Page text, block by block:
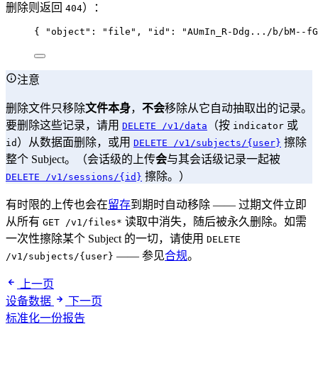
删除则返回 404）：
{ "object" : " file " , "id" : "AUmIn_R-Ddg.../b/bM--
注意
删除文件只移除文件本身， 不会移除从它自动抽取出的记录。
要删除这些记录，请用 DELETE /v1/data （按 indicator 或
id ）从数据面删除，或用 DELETE /v1/subjects/{user} 擦除
整个 Subject。（会话级的上传会与其会话级记录一起被
DELETE /v1/sessions/{id} 擦除。）
有时限的上传也会在留存到期时自动移除 —— 过期文件立即
从所有 GET /v1/files* 读取中消失，随后被永久删除。如需
一次性擦除某个 Subject 的一切，请使用 DELETE
/v1/subjects/{user} —— 参见合规。
上一页
设备数据
下一页
标准化一份报告